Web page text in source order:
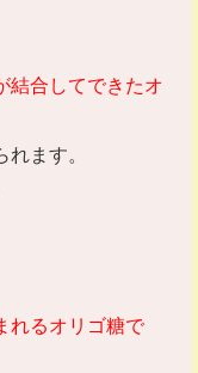
結合してできたオ
ます。
れるオリゴ糖で